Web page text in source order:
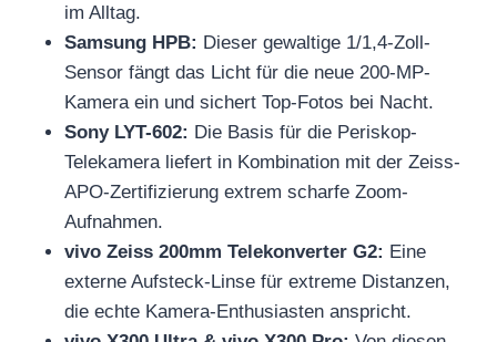
im Alltag.
Samsung HPB: Dieser gewaltige 1/1,4-Zoll-
Sensor fängt das Licht für die neue 200-MP-
Kamera ein und sichert Top-Fotos bei Nacht.
Sony LYT-602: Die Basis für die Periskop-
Telekamera liefert in Kombination mit der Zeiss-
APO-Zertifizierung extrem scharfe Zoom-
Aufnahmen.
vivo Zeiss 200mm Telekonverter G2: Eine
externe Aufsteck-Linse für extreme Distanzen,
die echte Kamera-Enthusiasten anspricht.